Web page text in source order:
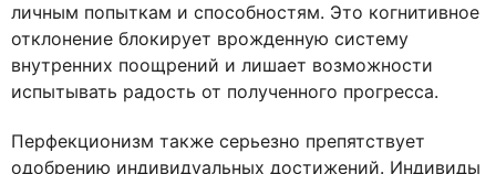
личным попыткам и способностям. Это когнитивное
отклонение блокирует врожденную систему
внутренних поощрений и лишает возможности
испытывать радость от полученного прогресса.
Перфекционизм также серьезно препятствует
одобрению индивидуальных достижений. Индивиды